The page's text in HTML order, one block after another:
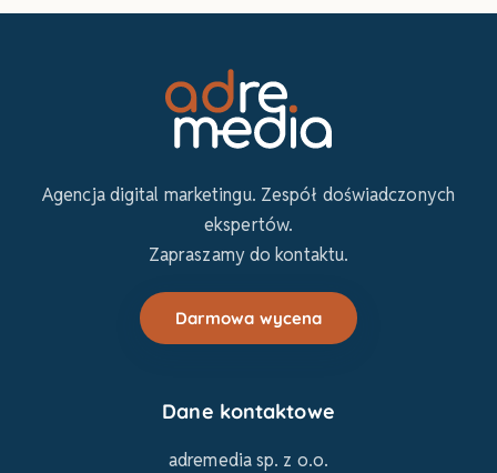
Agencja digital marketingu. Zespół doświadczonych
ekspertów.
Zapraszamy do kontaktu.
Darmowa wycena
Dane kontaktowe
adremedia sp. z o.o.